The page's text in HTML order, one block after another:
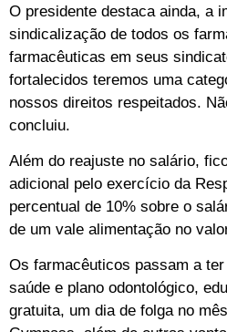
O presidente destaca ainda, a
sindicalização de todos os
farmacêuticas em seus
fortalecidos teremos uma
nossos direitos respeitados.
concluiu.
Além do reajuste no salário,
adicional pelo exercício da
percentual de 10% sobre o
de um vale alimentação no
Os farmacêuticos passam a
saúde e plano odontológico,
gratuita, um dia de folga no